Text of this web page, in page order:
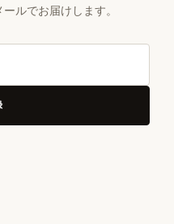
ルでお届けします。